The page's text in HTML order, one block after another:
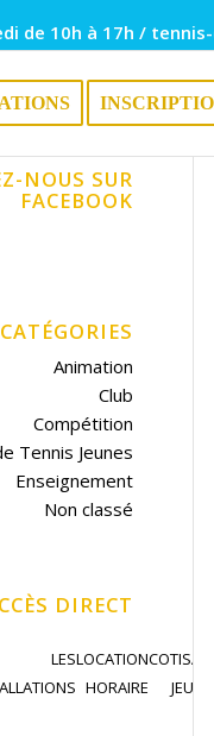
de 10h à 17h /
NOUS SUR
FACEBOOK
CATÉGORIES
Animation
Club
Compétition
Tennis Jeunes
Enseignement
Non classé
DIRECT
LESLOCATION
HORAIRE
JEU